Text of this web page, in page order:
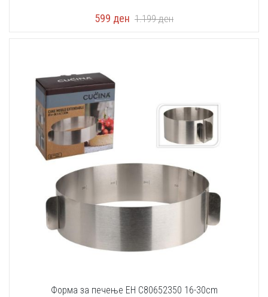
599 ден 1.199ден
Форма за печење EH C80652350 16-30cm